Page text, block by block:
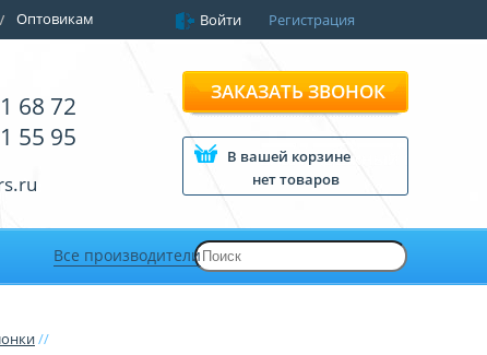
Оптовикам Войти Регистрация
68 72
55 95
ЗАКАЗАТЬ ЗВОНОК
В вашей корзине
нет товаров
Все производители
//